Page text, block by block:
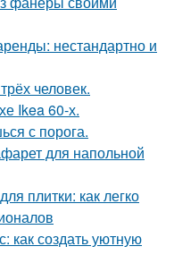
нестандартно и
человек.
Ikea 60-х.
с порога.
для напольной
плитки: как легко
как создать уютную